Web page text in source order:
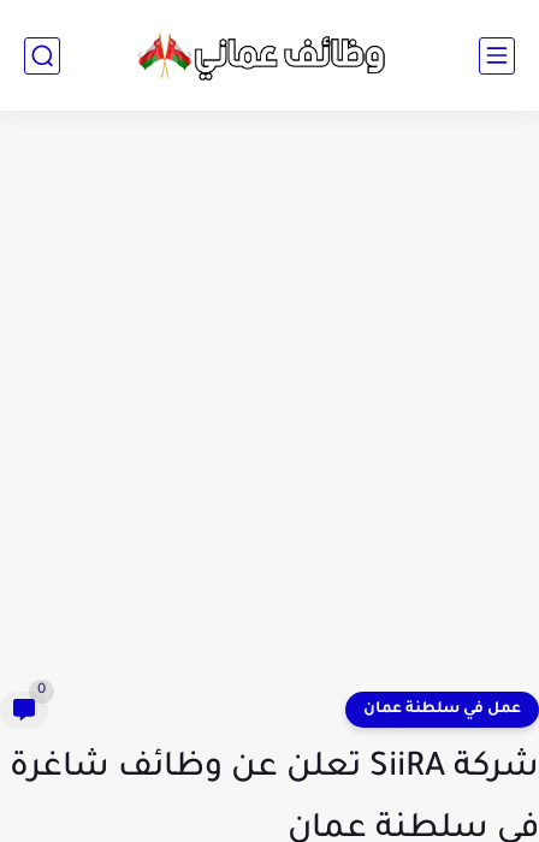
عمل في سلطنة عمان
0
شركة SiiRA تعلن عن وظائف شاغرة
في سلطنة عمان